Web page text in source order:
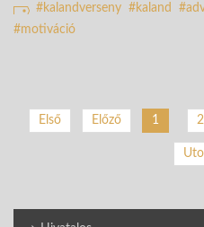
kalandverseny kaland
motiváció
Első Előző 1 2